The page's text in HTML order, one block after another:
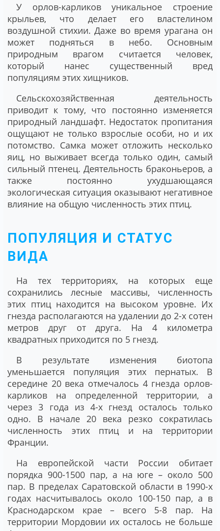
У орлов-карликов уникальное строение
крыльев, что делает его властелином
воздушной стихии. Даже во время урагана он
может подняться в небо. Основным
природным врагом считается человек,
который нанес существенный вред
популяциям этих хищников.
Сельскохозяйственная деятельность
приводит к тому, что постоянно изменяется
природный ландшафт. Недостаток пропитания
ощущают не только взрослые особи, но и их
потомство. Самка может отложить несколько
яиц, но выживает всегда только один, самый
сильный птенец. Деятельность браконьеров, а
также постоянно ухудшающаяся
экологическая ситуация оказывают негативное
влияние на общую численность этих птиц.
ПОПУЛЯЦИЯ И СТАТУС
ВИДА
На тех территориях, на которых еще
сохранились лесные массивы, численность
этих птиц находится на высоком уровне. Их
гнезда располагаются на удалении до 2-х сотен
метров друг от друга. На 4 километра
квадратных приходится по 5 гнезд.
В результате изменения биотопа
уменьшается популяция этих пернатых. В
середине 20 века отмечалось 4 гнезда орлов-
карликов на определенной территории, а
через 3 года из 4-х гнезд осталось только
одно. В начале 20 века резко сократилась
численность этих птиц и на территории
Франции.
На европейской части России обитает
порядка 900-1500 пар, а на юге – около 500
пар. В пределах Саратовской области в 1990-х
годах насчитывалось около 100-150 пар, а в
Краснодарском крае – всего 5-8 пар. На
территории Мордовии их осталось не больше